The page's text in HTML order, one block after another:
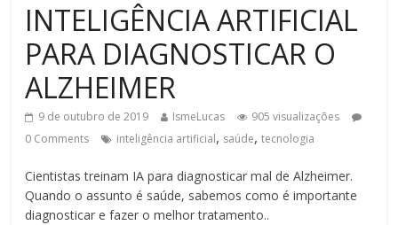
INTELIGÊNCIA ARTIFICIAL
PARA DIAGNOSTICAR O
ALZHEIMER
9 de outubro de 2019 IsmeLucas
905 visualizações
0 Comments
inteligência artificial, saúde,tecnologia
Cientistas treinam IA para diagnosticar mal de Alzheimer.
Quando o assunto é saúde, sabemos como é importante
diagnosticar e fazer o melhor tratamento..